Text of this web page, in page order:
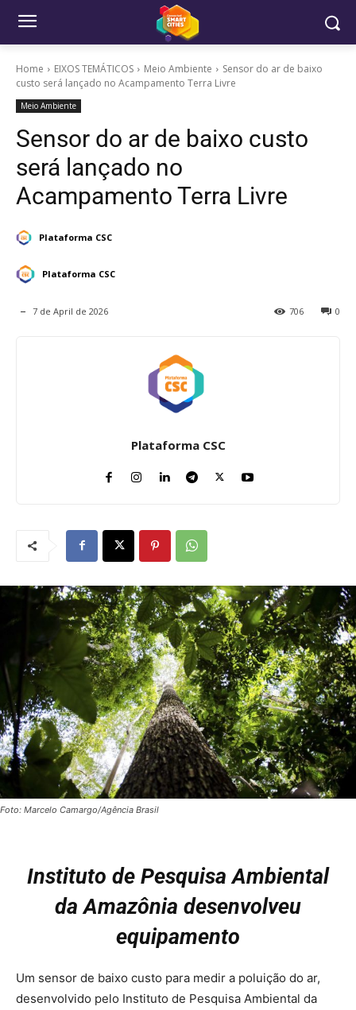
Home EIXOS TEMÁTICOS Meio Ambiente
Sensor do ar de baixo
custo será lançado no Acampamento Terra Livre
Meio Ambiente
Sensor do ar de baixo custo
será lançado no
Acampamento Terra Livre
Plataforma CSC
Plataforma CSC
7 de April de 2026 0
706
Plataforma CSC
Foto: Marcelo Camargo/Agência Brasil
Instituto de Pesquisa Ambiental
da Amazônia desenvolveu
equipamento
Um sensor de baixo custo para medir a poluição do ar,
desenvolvido pelo Instituto de Pesquisa Ambiental da